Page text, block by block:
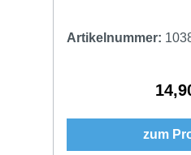
Artikelnummer:
zum